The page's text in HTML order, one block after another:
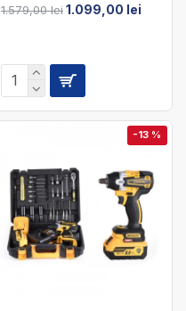
1.579,00 lei1.099,00 lei
-13 %